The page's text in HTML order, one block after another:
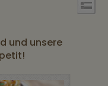
und unsere